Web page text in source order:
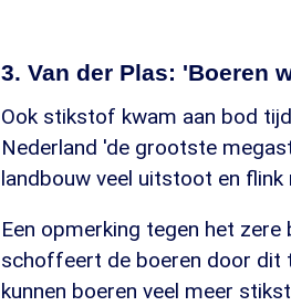
3. Van der Plas: 'Boeren
Ook stikstof kwam aan bod
Nederland 'de grootste
landbouw veel uitstoot en flink
Een opmerking tegen het zere
schoffeert de boeren door dit
kunnen boeren veel meer